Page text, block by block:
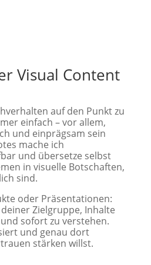
Visual Content
auf den Punkt zu
einfach – vor allem,
und einprägsam sein
mache ich
und übersetze selbst
in visuelle Botschaften,
sind.
oder Präsentationen:
Zielgruppe, Inhalte
sofort zu verstehen.
und genau dort
stärken willst.